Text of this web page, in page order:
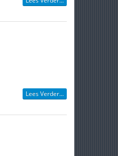
Lees Verder...